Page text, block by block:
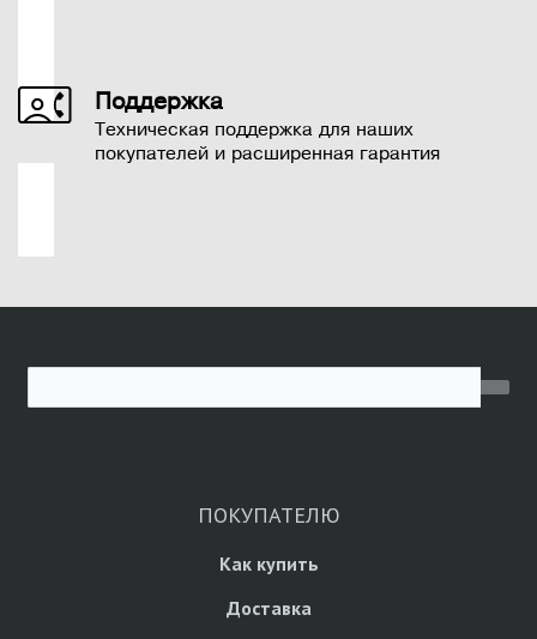
Поддержка
Техническая поддержка для наших
покупателей и расширенная гарантия
ПОКУПАТЕЛЮ
Как купить
Доставка